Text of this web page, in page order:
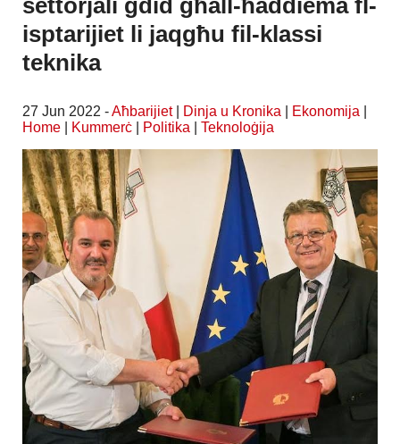
settorjali ġdid għall-ħaddiema fl-
isptarijiet li jaqgħu fil-klassi
teknika
27 Jun 2022 -Aħbarijiet| Dinja u Kronika Ekonomija
Home
Kummerċ Politika Teknoloġija